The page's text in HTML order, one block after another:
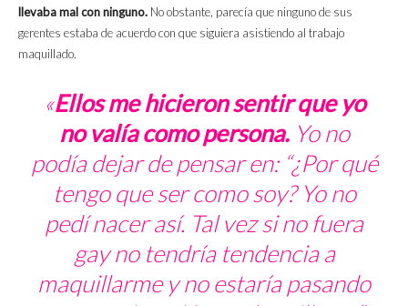
llevaba mal con ninguno. No obstante, parecía que ninguno de sus
gerentes estaba de acuerdo con que siguiera asistiendo al trabajo
maquillado.
«Ellos me hicieron sentir que yo
no valía como persona. Yo no
podía dejar de pensar en: “¿Por qué
tengo que ser como soy? Yo no
pedí nacer así. Tal vez si no fuera
gay no tendría tendencia a
maquillarme y no estaría pasando